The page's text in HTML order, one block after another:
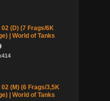
02 (D) (7 Frags/6K
| World of Tanks
02 (M) (6 Frags/3,5K
| World of Tanks